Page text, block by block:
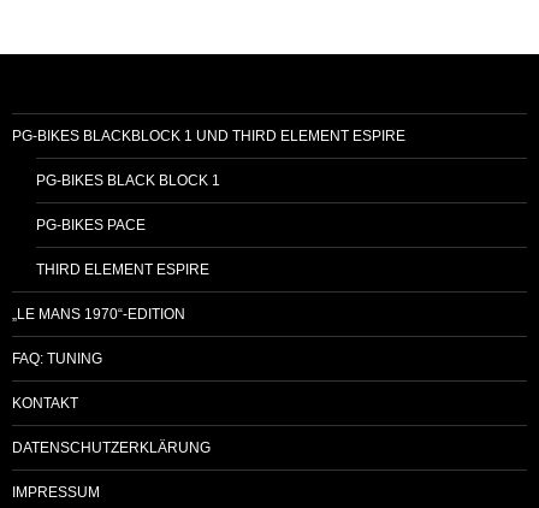
PG-BIKES BLACKBLOCK 1 UND THIRD ELEMENT ESPIRE
PG-BIKES BLACK BLOCK 1
PG-BIKES PACE
THIRD ELEMENT ESPIRE
„LE MANS 1970“-EDITION
FAQ: TUNING
KONTAKT
DATENSCHUTZERKLÄRUNG
IMPRESSUM